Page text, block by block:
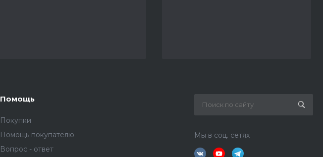
Помощь
Покупки
Помощь покупателю
Вопрос - ответ
Мы в соц. сетях